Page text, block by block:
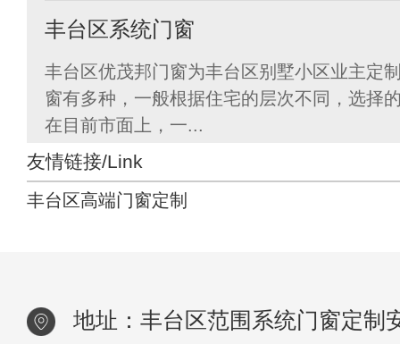
丰台区系统门窗
丰台区优茂邦门窗为丰台区别墅小区业主定
窗有多种，一般根据住宅的层次不同，选择
在目前市面上，一...
友情链接/Link
丰台区高端门窗定制
地址：丰台区范围系统门窗定制